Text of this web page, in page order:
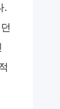
.